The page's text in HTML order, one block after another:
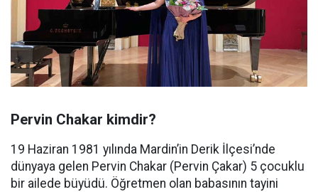
Pervin Chakar kimdir?
19 Haziran 1981 yılında Mardin’in Derik İlçesi’nde
dünyaya gelen Pervin Chakar (Pervin Çakar) 5 çocuklu
bir ailede büyüdü. Öğretmen olan babasının tayini